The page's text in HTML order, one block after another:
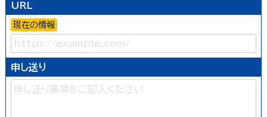
URL
現在の情報
申し送り